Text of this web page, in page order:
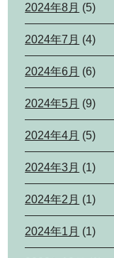
2024年8月 (5)
2024年7月 (4)
2024年6月 (6)
2024年5月 (9)
2024年4月 (5)
2024年3月 (1)
2024年2月 (1)
2024年1月 (1)